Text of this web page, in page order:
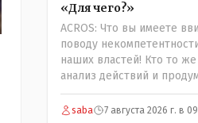
«Для чего?»
ACROS: Что вы имеете
поводу
наших властей! Кто то
анализ действий и
комар носа не подточил!
аналитическом центре
saba 7 августа 2026 г. в